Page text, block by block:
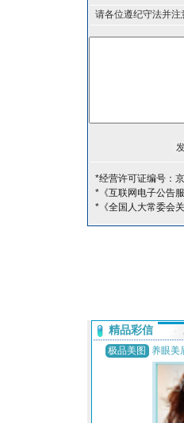
请各位遵纪守法并注
*经营许可证编号：
*《互联网电子公告
*《全国人大常委会